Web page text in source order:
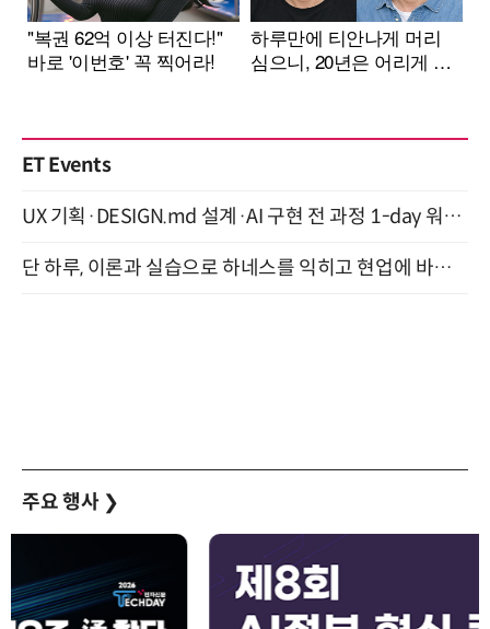
ET Events
UX 기획·DESIGN.md 설계·AI 구현 전 과정 1-day 워크숍 with Claude Code·Codex 9월 15일 개최
단 하루, 이론과 실습으로 하네스를 익히고 현업에 바로 쓰는 핸즈온 워크숍 (8/20)
주요 행사 ❯